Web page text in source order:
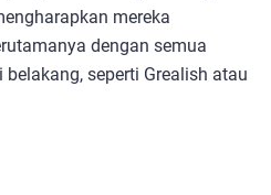
mereka
dengan semua
seperti Grealish atau